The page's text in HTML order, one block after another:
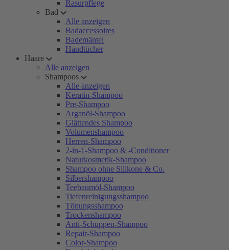
Rasurpflege
Bad
Alle anzeigen
Badaccessoires
Bademäntel
Handtücher
Haare
Alle anzeigen
Shampoos
Alle anzeigen
Keratin-Shampoo
Pre-Shampoo
Arganöl-Shampoo
Glättendes Shampoo
Volumenshampoo
Herren-Shampoo
2-in-1-Shampoo & -Conditioner
Naturkosmetik-Shampoo
Shampoo ohne Silikone & Co.
Silbershampoo
Teebaumöl-Shampoo
Tiefenreinigungsshampoo
Tönungsshampoo
Trockenshampoo
Anti-Schuppen-Shampoo
Repair-Shampoo
Color-Shampoo